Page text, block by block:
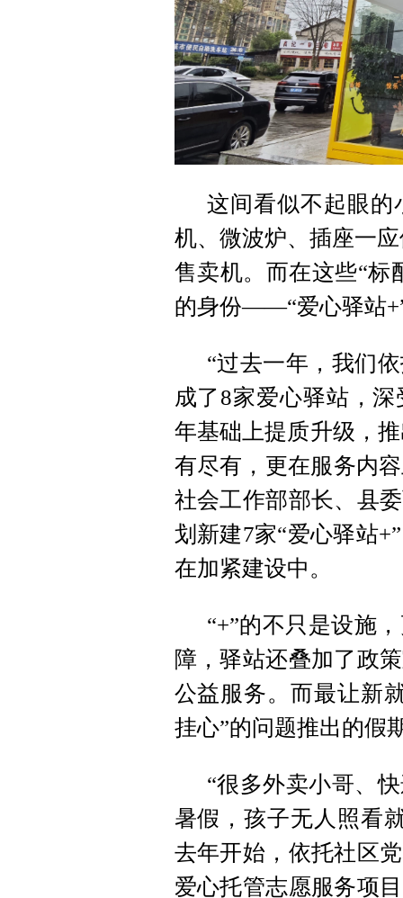
这间看似不起眼的
机、微波炉、插座一
售卖机。而在这些“标
的身份——“爱心驿站
“过去一年，我们
成了8家爱心驿站，
年基础上提质升级，
有尽有，更在服务内
社会工作部部长、县
划新建7家“爱心驿站
在加紧建设中。
“+”的不只是设施
障，驿站还叠加了政
公益服务。而最让新
挂心”的问题推出的假
“很多外卖小哥、
暑假，孩子无人照看
去年开始，依托社区
爱心托管志愿服务项